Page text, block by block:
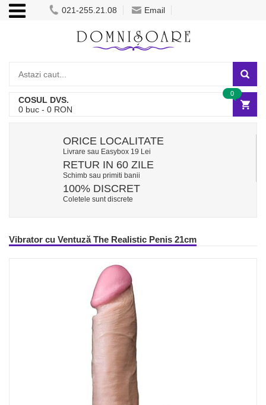
021-255.21.08 Email
COSUL DVS.
0 buc - 0 RON
0
ORICE LOCALITATE
Livrare sau Easybox 19 Lei
RETUR IN 60 ZILE
Schimb sau primiti banii
100% DISCRET
Coletele sunt discrete
Vibrator cu Ventuză The Realistic Penis 21cm